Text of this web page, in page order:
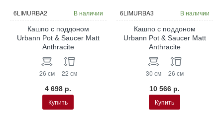
6LIMURBA2 В наличии
Кашпо с поддоном
Urbann Pot & Saucer Matt
Anthracite
26 см 22 см
4 698 р.
Купить
6LIMURBA3 В наличии
Кашпо с поддоном
Urbann Pot & Saucer Matt
Anthracite
30 см 26 см
10 566 р.
Купить